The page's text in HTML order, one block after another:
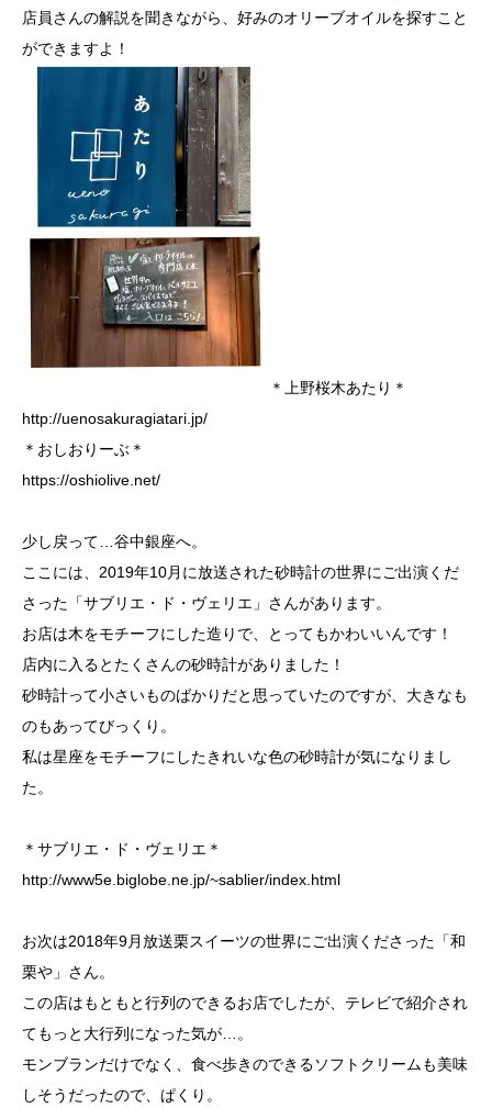
店員さんの解説を聞きながら、好みのオリーブオイルを探すこと
ができますよ！
＊上野桜木あたり＊
http://uenosakuragiatari.jp/
＊おしおりーぶ＊
https://oshiolive.net/
少し戻って…谷中銀座へ。
ここには、2019年10月に放送された砂時計の世界にご出演くだ
さった「サブリエ・ド・ヴェリエ」さんがあります。
お店は木をモチーフにした造りで、とってもかわいいんです！
店内に入るとたくさんの砂時計がありました！
砂時計って小さいものばかりだと思っていたのですが、大きなも
のもあってびっくり。
私は星座をモチーフにしたきれいな色の砂時計が気になりまし
た。
＊サブリエ・ド・ヴェリエ＊
http://www5e.biglobe.ne.jp/~sablier/index.html
お次は2018年9月放送栗スイーツの世界にご出演くださった「和
栗や」さん。
この店はもともと行列のできるお店でしたが、テレビで紹介され
てもっと大行列になった気が…。
モンブランだけでなく、食べ歩きのできるソフトクリームも美味
しそうだったので、ぱくり。